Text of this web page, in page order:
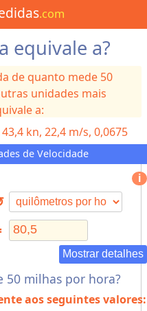
.com
equivale a?
de quanto mede 50
unidades mais
a:
kn, 22,4 m/s, 0,0675
de Velocidade
Mostrar detalhes
50 milhas por hora?
aos seguintes valores: